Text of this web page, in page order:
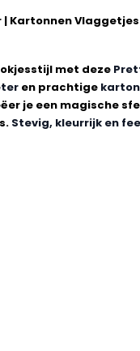
Kartonnen
met deze
en prachtige
je een magische
Stevig, kleurrijk en